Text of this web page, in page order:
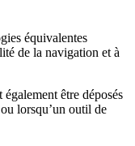
équivalentes
de la navigation et à
être déposés
lorsqu’un outil de